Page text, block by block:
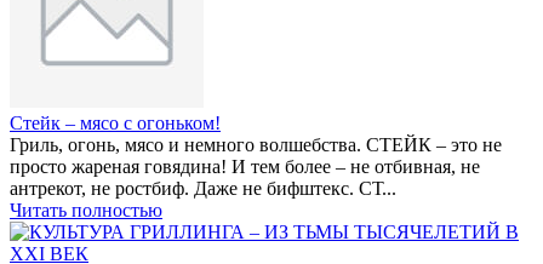
Стейк – мясо с огоньком!
Гриль, огонь, мясо и немного волшебства. СТЕЙК – это не
просто жареная говядина! И тем более – не отбивная, не
антрекот, не ростбиф. Даже не бифштекс. СТ...
Читать полностью